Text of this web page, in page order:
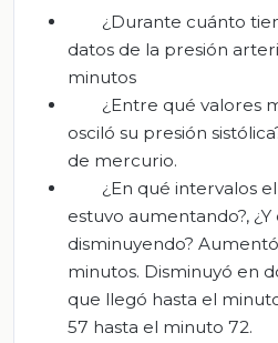
¿Durante cuánto
datos de la presión
minutos
¿Entre qué valores
osciló su presión
de mercurio.
¿En qué intervalos
estuvo aumentando?,
disminuyendo?
minutos. Disminuyó en
que llegó hasta el
57 hasta el minuto 72.